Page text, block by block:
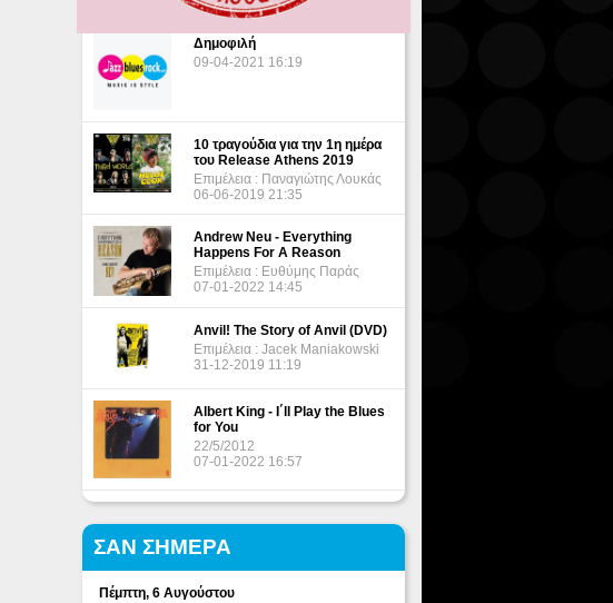
Δημοφιλή
09-04-2021 16:19
10 τραγούδια για την 1η ημέρα
του Release Athens 2019
Επιμέλεια : Παναγιώτης Λουκάς
06-06-2019 21:35
Andrew Neu - Everything
Happens For A Reason
Επιμέλεια : Ευθύμης Παράς
07-01-2022 14:45
Anvil! The Story of Anvil (DVD)
Επιμέλεια : Jacek Maniakowski
31-12-2019 11:19
Albert King - I΄ll Play the Blues
for You
22/5/2012
07-01-2022 16:57
ΣΑΝ ΣΗΜΕΡΑ
Πέμπτη, 6 Αυγούστου